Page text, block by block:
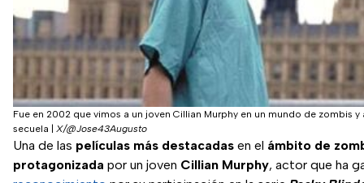
Fue en 2002 que vimos a un joven Cillian Murphy en un mundo de zombis y
secuela
X/@Jose43Augusto
Una de las películas más destacadas en el ámbito de
protagonizada por un joven Cillian Murphy, actor que ha